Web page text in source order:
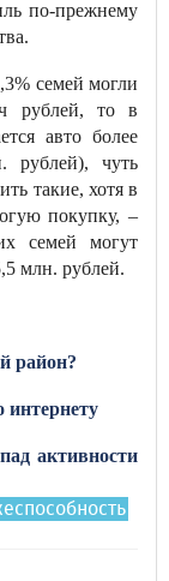
по-прежнему
семей могли
рублей, то в
авто более
рублей), чуть
такие, хотя в
покупку, –
семей могут
млн. рублей.
район?
активности